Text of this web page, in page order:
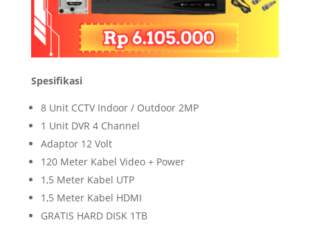
Spesifikasi
8 Unit CCTV Indoor / Outdoor 2MP
1 Unit DVR 4 Channel
Adaptor 12 Volt
120 Meter Kabel Video + Power
1,5 Meter Kabel UTP
1,5 Meter Kabel HDMI
GRATIS HARD DISK 1TB